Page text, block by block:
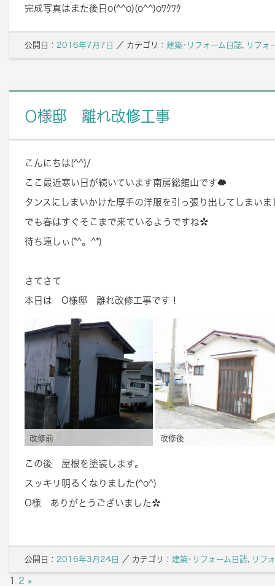
完成写真はまた後日o(^^o)(o^^)oﾜｸﾜｸ
公開日： 2016年7月7日 ／ カテゴリ： 建築･リフォーム日誌, リフォ
O様邸 離れ改修工事
こんにちは(^^)/
ここ最近寒い日が続いています南房総館山です☁
タンスにしまいかけた厚手の洋服を引っ張り出してしまいま
でも春はすぐそこまで来ているようですね✿
待ち遠しぃ(*^。^*)
さてさて
本日は O様邸 離れ改修工事です！
改修前 改修後
この後 屋根を塗装します。
スッキリ明るくなりました(^o^)
O様 ありがとうございました✿
公開日： 2016年3月24日 ／ カテゴリ： 建築･リフォーム日誌, リフ
2 »